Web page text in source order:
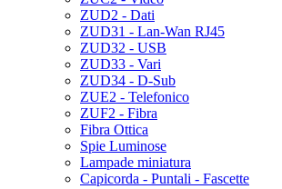
ZUD2 - Dati
ZUD31 - Lan-Wan RJ45
ZUD32 - USB
ZUD33 - Vari
ZUD34 - D-Sub
ZUE2 - Telefonico
ZUF2 - Fibra
Fibra Ottica
Spie Luminose
Lampade miniatura
Capicorda - Puntali - Fascette